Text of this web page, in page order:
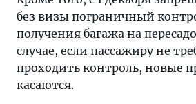
без визы пограничный
получения багажа на
случае, если пассажиру не
проходить контроль, новые
касаются.